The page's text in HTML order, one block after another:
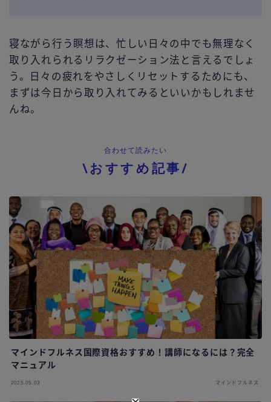
寝ながら行う瞑想は、忙しい日々の中でも無理なく
取り入れられるリラクゼーション法と言えるでしょ
う。日々の疲れをやさしくリセットするためにも、
まずは今日から取り入れてみるといいかもしれませ
んね。
合わせて読みたい
\おすすめ記事/
マインドフルネス国際資格おすすめ！講師になるには？完全
マニュアル
2025.05.03 マインドフルネス